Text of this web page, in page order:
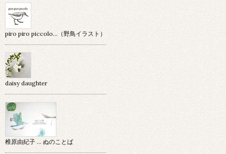
piro piro piccolo…（野鳥イラスト）
daisy daughter
椎原由紀子 ... ぬのことば